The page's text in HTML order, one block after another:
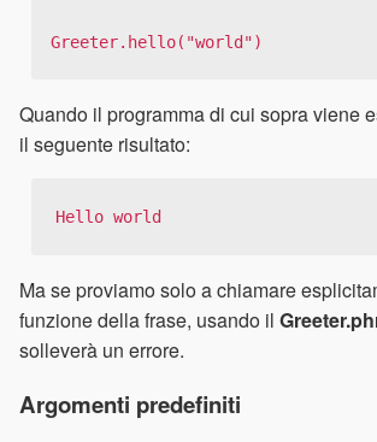
Greeter.hello("world")
Quando il programma di cui sopra viene
il seguente risultato:
Hello world
Ma se proviamo solo a chiamare
funzione della frase, usando il
solleverà un errore.
Argomenti predefiniti